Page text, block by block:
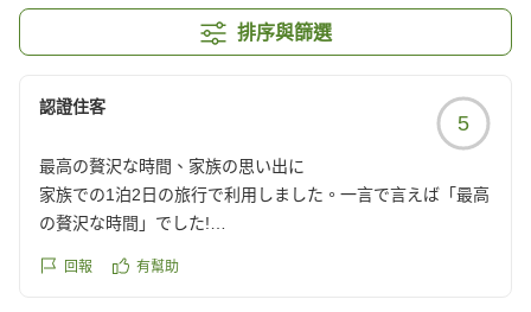
排序與篩選
認證住客
5
最高の贅沢な時間、家族の思い出に
家族での1泊2日の旅行で利用しました。一言で言えば「最高
の贅沢な時間」でした!
夕食はこれまでの人生で最高レベルの豪華さ。伊勢海老・
回報 有幫助